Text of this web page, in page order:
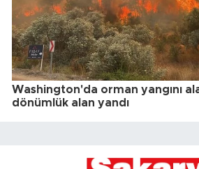
Washington'da orman yangını
dönümlük alan yandı